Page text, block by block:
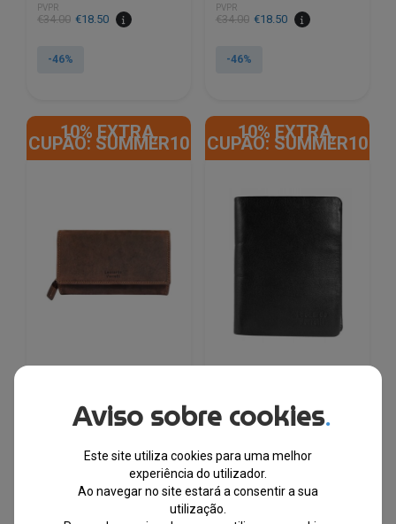
PVPR
€34.00
O
original
€18.50
O
atual
-46%
PVPR
€34.00
O
original
€18.50
O
atual
-46%
10% EXTRA,
CUPÃO: SUMMER10
Carteira Castanha Mulher
em Pele Genuína com
10% EXTRA,
CUPÃO: SUMMER10
Carteira Preta Homem
em Couro Genuíno com
EM STOCK
PVPR
€23.50
O
O
Aviso sobre cookies.
Este site utiliza cookies para uma melhor
experiência do utilizador.
Ao navegar no site estará a consentir a sua
utilização.